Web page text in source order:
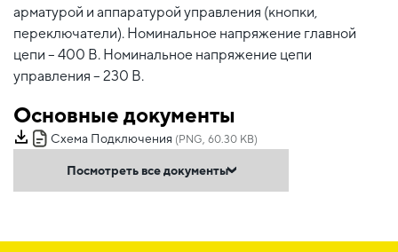
арматурой и аппаратурой управления (кнопки,
переключатели). Номинальное напряжение главной
цепи – 400 В. Номинальное напряжение цепи
управления – 230 В.
Основные документы
Схема Подключения (PNG, 60.30 KB)
Посмотреть все документы